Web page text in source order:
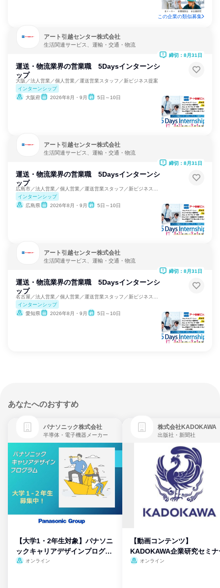
この企業の類似募集
アート引越センター株式会社
生活関連サービス、運輸・交通・物流
運送・物流業界の営業職 5Daysインターンシ
ップ
大阪／法人営業／個人営業／運送営業スタッフ／新ビジネス提案
インターンシップ
大阪府
2026年8月・9月 5日～10日
締切：8月31日
アート引越センター株式会社
生活関連サービス、運輸・交通・物流
運送・物流業界の営業職 5Daysインターンシ
ップ
インターンシップ
広島県
2026年8月・9月 5日～10日
締切：8月31日
アート引越センター株式会社
生活関連サービス、運輸・交通・物流
運送・物流業界の営業職 5Daysインターンシ
ップ
インターンシップ
愛知県
2026年8月・9月 5日～10日
締切：8月31日
あなたへのおすすめ
パナソニック株式会社
半導体・電子機器メーカー
【大学1・2年生対象】パナソニ
ックキャリアデザインプログラ
ム
オンライン
株式会社KADOKAWA
出版社・新聞社
【動画コンテンツ】
KADOKAWA企業研究セミナ
オンライン